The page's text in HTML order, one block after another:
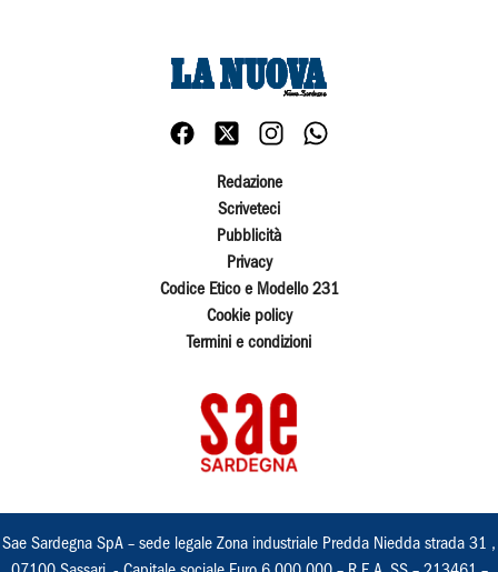
Redazione
Scriveteci
Pubblicità
Privacy
Codice Etico e Modello 231
Cookie policy
Termini e condizioni
Sae Sardegna SpA – sede legale Zona industriale Predda Niedda strada 31 ,